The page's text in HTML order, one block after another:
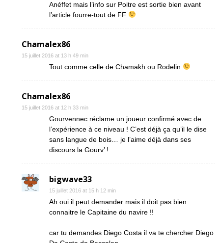
Anéffet mais l’info sur Poitre est sortie bien avant
l’article fourre-tout de FF
Chamalex86
15 juillet 2016 at 13 h 49 min
Tout comme celle de Chamakh ou Rodelin
Chamalex86
15 juillet 2016 at 12 h 33 min
Gourvennec réclame un joueur confirmé avec de
l’expérience à ce niveau ! C’est déjà ça qu’il le dise
sans langue de bois… je l’aime déjà dans ses
discours la Gourv’ !
bigwave33
15 juillet 2016 at 15 h 12 min
Ah oui il peut demander mais il doit pas bien
connaitre le Capitaine du navire !!
car tu demandes Diego Costa il va te chercher Diego